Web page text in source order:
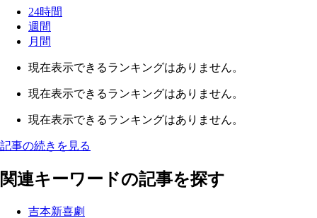
24時間
週間
月間
現在表示できるランキングはありません。
現在表示できるランキングはありません。
現在表示できるランキングはありません。
記事の続きを見る
関連キーワードの記事を探す
吉本新喜劇